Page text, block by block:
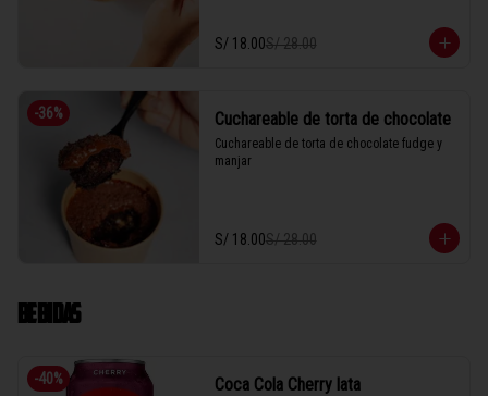
S/ 18.00S/ 28.00
-36% Cuchareable de torta de chocolate
Cuchareable de torta de chocolate fudge y
manjar
S/ 18.00S/ 28.00
BEBIDAS
-40% Coca Cola Cherry lata